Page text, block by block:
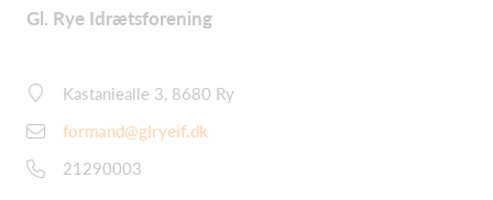
Gl. Rye Idrætsforening
Kastaniealle 3, 8680 Ry
formand@glryeif.dk
21290003